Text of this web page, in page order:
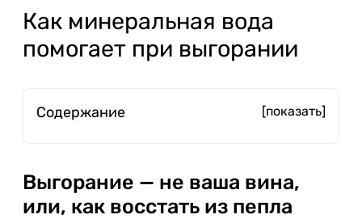
Как минеральная вода
помогает при выгорании
Содержание [показать]
Выгорание — не ваша вина,
или, как восстать из пепла